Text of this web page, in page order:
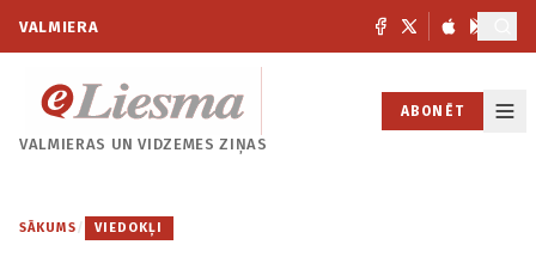
VALMIERA
VALMIERAS UNVIDZEMES ZIŅAS
ABONĒT
SĀKUMS / VIEDOKĻI